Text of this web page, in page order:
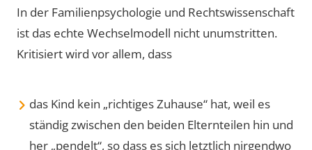
In der Familienpsychologie und Rechtswissenschaft
ist das echte Wechselmodell nicht unumstritten.
Kritisiert wird vor allem, dass
das Kind kein „richtiges Zuhause“ hat, weil es
ständig zwischen den beiden Elternteilen hin und
her „pendelt“, so dass es sich letztlich nirgendwo